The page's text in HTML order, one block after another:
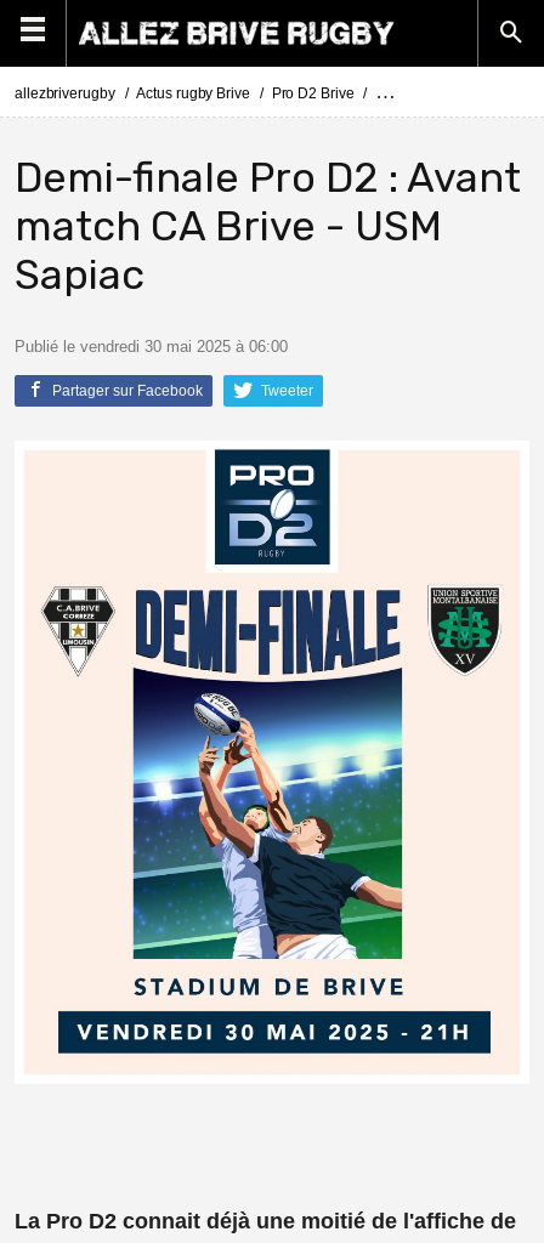
allezbriverugby Actus rugby Brive Pro D2 Brive Demi-finale Pro D2 :
Demi-finale Pro D2 : Avant
match CA Brive - USM
Sapiac
Publié le vendredi 30 mai 2025 à 06:00
Partager sur Facebook Tweeter
La Pro D2 connait déjà une moitié de l'affiche de